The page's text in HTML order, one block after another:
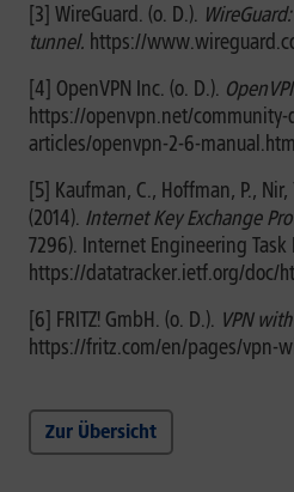
[3] WireGuard. (o. D.).
tunnel. https://
[4] OpenVPN Inc. (o. D.).
https://openvpn.net/
articles/openvpn-2-6-manual.html
[5] Kaufman, C., Hoffman, P., Nir,
(2014). Internet Key Exchange
7296). Internet Engineering Task
https://datatracker.ietf.org/doc/
[6] FRITZ! GmbH. (o. D.). VPN with
https://fritz.com/en/pages/vpn-
Zur Übersicht